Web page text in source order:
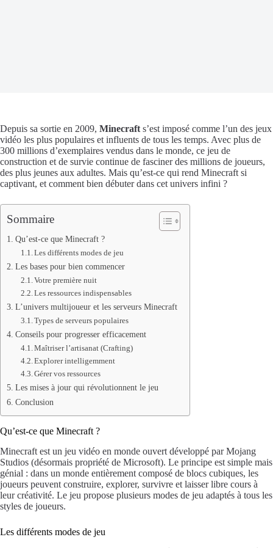
Depuis sa sortie en 2009, Minecraft s’est imposé comme l’un des jeux
vidéo les plus populaires et influents de tous les temps. Avec plus de
300 millions d’exemplaires vendus dans le monde, ce jeu de
construction et de survie continue de fasciner des millions de joueurs,
des plus jeunes aux adultes. Mais qu’est-ce qui rend Minecraft si
captivant, et comment bien débuter dans cet univers infini ?
Sommaire
Qu’est-ce que Minecraft ?
Les différents modes de jeu
Les bases pour bien commencer
Votre première nuit
Les ressources indispensables
L’univers multijoueur et les serveurs Minecraft
Types de serveurs populaires
Conseils pour progresser efficacement
Maîtriser l’artisanat (Crafting)
Explorer intelligemment
Gérer vos ressources
Les mises à jour qui révolutionnent le jeu
Conclusion
Qu’est-ce que Minecraft ?
Minecraft est un jeu vidéo en monde ouvert développé par Mojang
Studios (désormais propriété de Microsoft). Le principe est simple mais
génial : dans un monde entièrement composé de blocs cubiques, les
joueurs peuvent construire, explorer, survivre et laisser libre cours à
leur créativité. Le jeu propose plusieurs modes de jeu adaptés à tous les
styles de joueurs.
Les différents modes de jeu